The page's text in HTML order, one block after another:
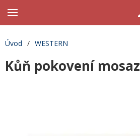
Úvod / WESTERN
Kůň pokovení mosaz